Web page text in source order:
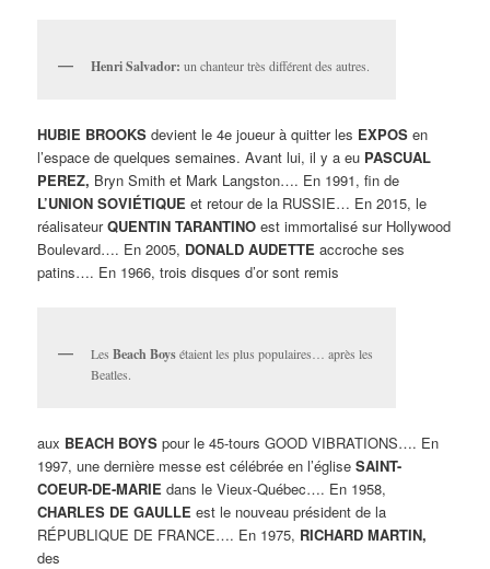
Henri Salvador: un chanteur très différent des autres.
HUBIE BROOKS devient le 4e joueur à quitter les EXPOS en
l’espace de quelques semaines. Avant lui, il y a eu PASCUAL
PEREZ, Bryn Smith et Mark Langston…. En 1991, fin de
L’UNION SOVIÉTIQUE et retour de la RUSSIE… En 2015, le
réalisateurQUENTIN TARANTINO est immortalisé sur Hollywood
Boulevard…. En 2005, DONALD AUDETTE accroche ses
patins…. En 1966, trois disques d’or sont remis
LesBeach Boysétaient les plus populaires… après les
Beatles.
aux BEACH BOYS pour le 45-tours GOOD VIBRATIONS…. En
1997, une dernière messe est célébrée en l’égliseSAINT-
COEUR-DE-MARIE dans le Vieux-Québec…. En 1958,
CHARLES DE GAULLE est le nouveau président de la
RÉPUBLIQUE DE FRANCE…. En 1975, RICHARD MARTIN,
des